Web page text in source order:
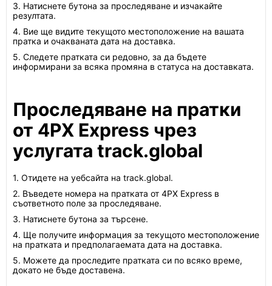
3. Натиснете бутона за проследяване и изчакайте
резултата.
4. Вие ще видите текущото местоположение на вашата
пратка и очакваната дата на доставка.
5. Следете пратката си редовно, за да бъдете
информирани за всяка промяна в статуса на доставката.
Проследяване на пратки
от 4PX Express чрез
услугата track.global
1. Отидете на уебсайта на track.global.
2. Въведете номера на пратката от 4PX Express в
съответното поле за проследяване.
3. Натиснете бутона за търсене.
4. Ще получите информация за текущото местоположение
на пратката и предполагаемата дата на доставка.
5. Можете да проследите пратката си по всяко време,
докато не бъде доставена.